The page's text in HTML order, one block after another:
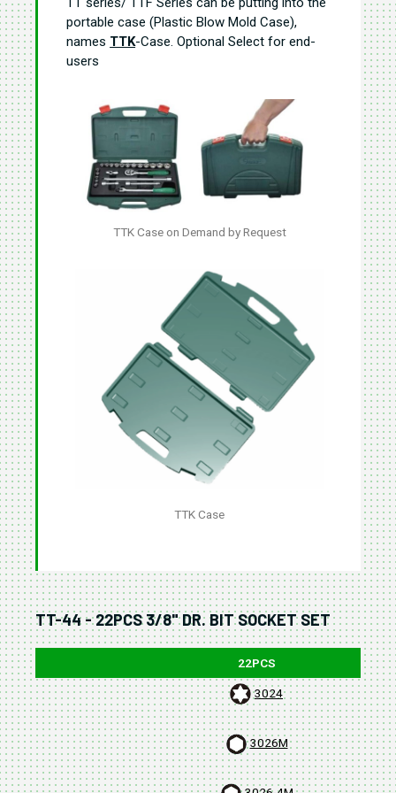
portable case (Plastic Blow Mold Case),
names TTK-Case. Optional Select for end-
users
TTK Case on Demand by Request
TTK Case
TT-44 - 22PCS 3/8" DR. BIT SOCKET SET
22PCS
3024
3026M